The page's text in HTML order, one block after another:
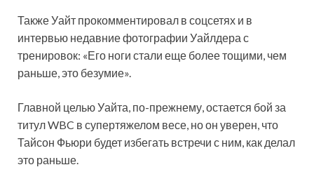
Также Уайт прокомментировал в соцсетях и в
интервью недавние фотографии Уайлдера с
тренировок: «Его ноги стали еще более тощими, чем
раньше, это безумие».
Главной целью Уайта, по-прежнему, остается бой за
титул WBC в супертяжелом весе, но он уверен, что
Тайсон Фьюри будет избегать встречи с ним, как делал
это раньше.